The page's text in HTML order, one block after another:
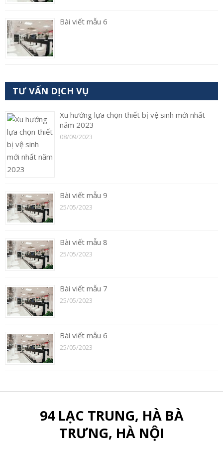
Bài viết mẫu 6
TƯ VẤN DỊCH VỤ
Xu hướng lựa chọn thiết bị vệ sinh mới nhất
năm 2023
08/09/2023
Bài viết mẫu 9
25/05/2023
Bài viết mẫu 8
25/05/2023
Bài viết mẫu 7
25/05/2023
Bài viết mẫu 6
25/05/2023
94 LẠC TRUNG, HÀ BÀ
TRƯNG, HÀ NỘI